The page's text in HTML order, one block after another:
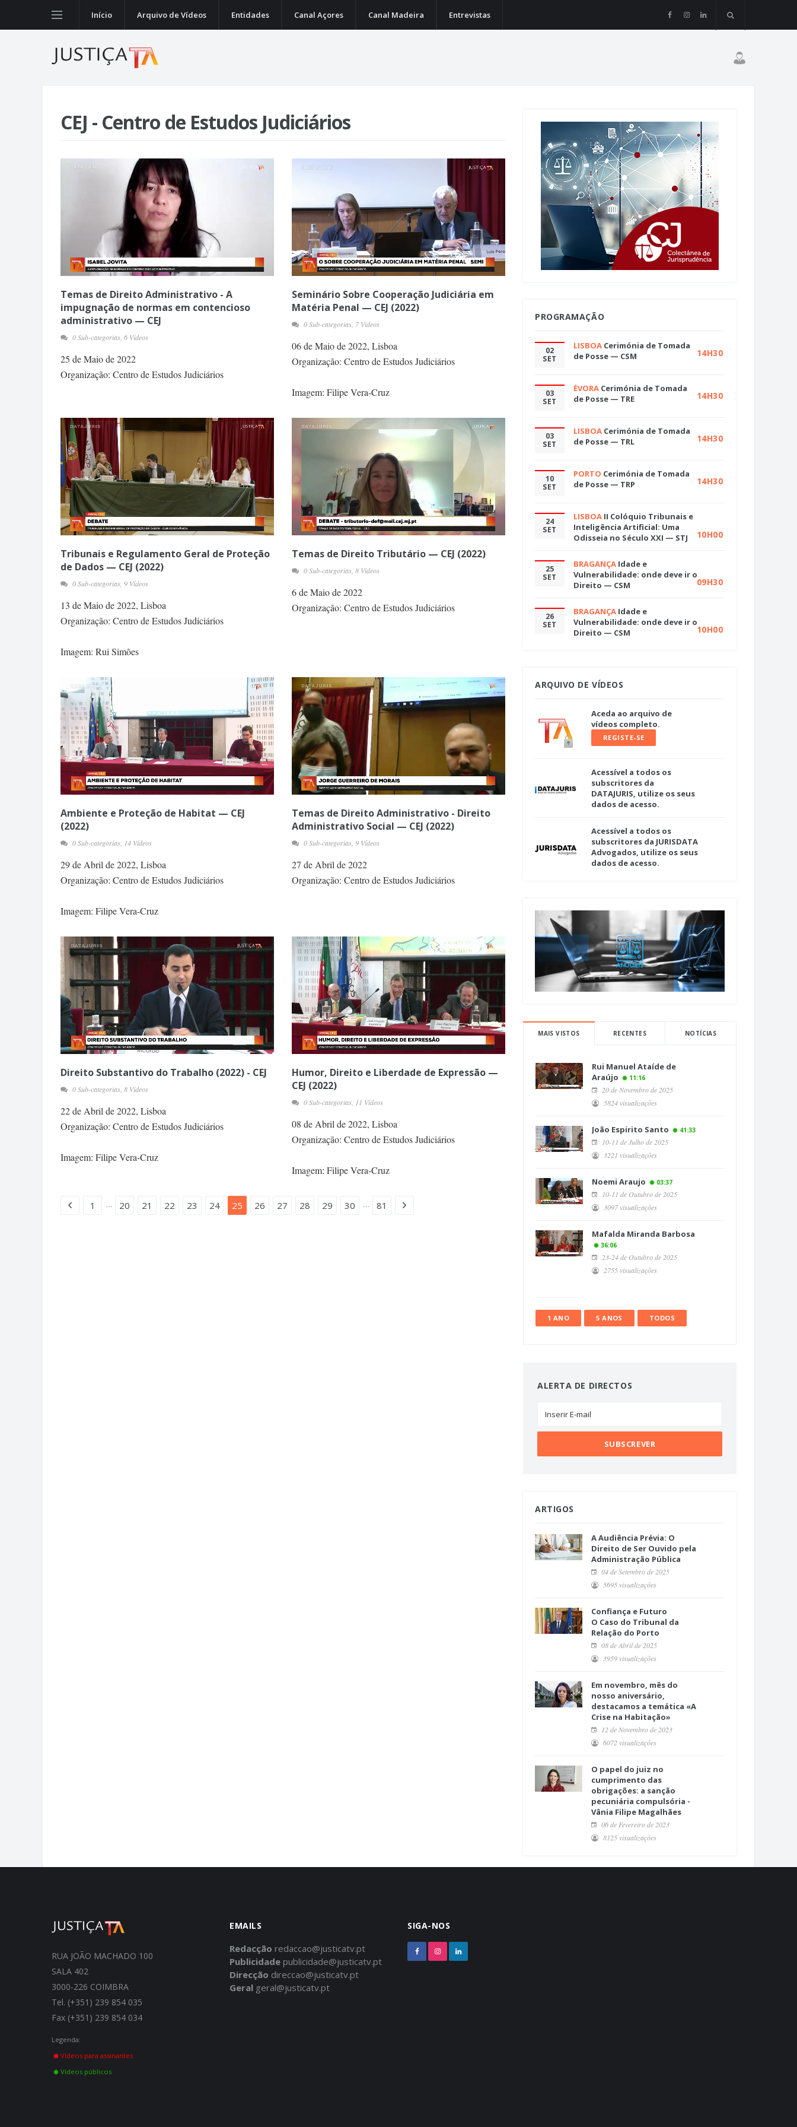
Início Arquivo de Vídeos Entidades Canal Açores Canal Madeira Entrevistas
CEJ - Centro de Estudos Judiciários
Temas de Direito Administrativo - A
impugnação de normas em contencioso
administrativo — CEJ
0 Sub-categorias, 6 Vídeos
25 de Maio de 2022
Organização: Centro de Estudos Judiciários
Seminário Sobre Cooperação Judiciária em
Matéria Penal — CEJ (2022)
0 Sub-categorias, 7 Vídeos
06 de Maio de 2022, Lisboa
Organização: Centro de Estudos Judiciários
Imagem: Filipe Vera-Cruz
Tribunais e Regulamento Geral de Proteção
de Dados — CEJ (2022)
0 Sub-categorias, 9 Vídeos
13 de Maio de 2022, Lisboa
Organização: Centro de Estudos Judiciários
Imagem: Rui Simões
Temas de Direito Tributário — CEJ (2022)
0 Sub-categorias, 8 Vídeos
6 de Maio de 2022
Organização: Centro de Estudos Judiciários
Ambiente e Proteção de Habitat — CEJ
(2022)
0 Sub-categorias, 14 Vídeos
29 de Abril de 2022, Lisboa
Organização: Centro de Estudos Judiciários
Imagem: Filipe Vera-Cruz
Temas de Direito Administrativo - Direito
Administrativo Social — CEJ (2022)
0 Sub-categorias, 9 Vídeos
27 de Abril de 2022
Organização: Centro de Estudos Judiciários
Direito Substantivo do Trabalho (2022) - CEJ
0 Sub-categorias, 8 Vídeos
22 de Abril de 2022, Lisboa
Organização: Centro de Estudos Judiciários
Imagem: Filipe Vera-Cruz
Humor, Direito e Liberdade de Expressão —
CEJ (2022)
0 Sub-categorias, 11 Vídeos
08 de Abril de 2022, Lisboa
Organização: Centro de Estudos Judiciários
Imagem: Filipe Vera-Cruz
1 ... 20 21 22 23 24 25 26 27 28 29 30 ... 81
PROGRAMAÇÃO
02
SET
LISBOA Cerimónia de Tomada
de Posse — CSM
14H30
03
SET
ÉVORA Cerimónia de Tomada
de Posse — TRE
14H30
03
SET
LISBOA Cerimónia de Tomada
de Posse — TRL
14H30
10
SET
PORTO Cerimónia de Tomada
de Posse — TRP
14H30
24
SET
LISBOA II Colóquio Tribunais e
Inteligência Artificial: Uma
Odisseia no Século XXI — STJ
10H00
25
SET
BRAGANÇA Idade e
Vulnerabilidade: onde deve ir o
Direito — CSM
09H30
26
SET
BRAGANÇA Idade e
Vulnerabilidade: onde deve ir o
Direito — CSM
10H00
ARQUIVO DE VÍDEOS
Aceda ao arquivo de
vídeos completo.
REGISTE-SE
Acessível a todos os
subscritores da
DATAJURIS, utilize os seus
dados de acesso.
Acessível a todos os
subscritores da JURISDATA
Advogados, utilize os seus
dados de acesso.
MAIS VISTOS RECENTES NOTÍCIAS
Rui Manuel Ataíde de
Araújo
11:16
20 de Novembro de 2025
5824 visualizações
João Espirito Santo 41:33
10-11 de Julho de 2025
3221 visualizações
Noemi Araujo 03:37
10-11 de Outubro de 2025
3097 visualizações
Mafalda Miranda Barbosa
36:06
23-24 de Outubro de 2025
2755 visualizações
1 ANO 5 ANOS TODOS
ALERTA DE DIRECTOS
ARTIGOS
A Audiência Prévia: O
Direito de Ser Ouvido pela
Administração Pública
04 de Setembro de 2025
5695 visualizações
Confiança e Futuro
O Caso do Tribunal da
Relação do Porto
08 de Abril de 2025
3959 visualizações
Em novembro, mês do
nosso aniversário,
destacamos a temática «A
Crise na Habitação»
12 de Novembro de 2023
6072 visualizações
O papel do juiz no
cumprimento das
obrigações: a sanção
pecuniária compulsória -
Vânia Filipe Magalhães
06 de Fevereiro de 2023
8125 visualizações
RUA JOÃO MACHADO 100
SALA 402
3000-226 COIMBRA
Tel. (+351) 239 854 035
Fax (+351) 239 854 034
Legenda:
Vídeos para assinantes
Vídeos públicos
EMAILS
Redacção redaccao@justicatv.pt
Publicidade publicidade@justicatv.pt
Direcção direccao@justicatv.pt
Geral geral@justicatv.pt
SIGA-NOS